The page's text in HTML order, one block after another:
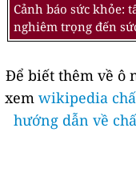
Cảnh báo sức khỏe:
nghiêm trọng đến
Để biết thêm về ô
xem wikipedia
hướng dẫn về